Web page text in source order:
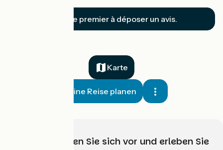
Soyez le premier à déposer un avis.
Karte
Meine Reise planen
Wählen, bereiten Sie sich vor und erleben Sie